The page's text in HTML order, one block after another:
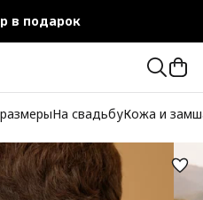
в подарок
заказе от 10 000 руб.
На свадьбуКожа и